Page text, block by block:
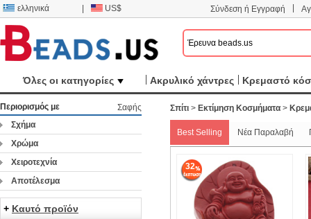
ελληνικά US$ Σύνδεση ή Εγγραφή
Όλες οι κατηγορίες Ακρυλικό χάντρες Κρεμαστό
Σπίτι> Εκτίμηση Κοσμήματα>
Best Selling Νέα Παραλαβή
32
Περιορισμός με
Σαφής
Σχήμα
Χρώμα
Χειροτεχνία
Αποτέλεσμα
+ Καυτό προϊόν